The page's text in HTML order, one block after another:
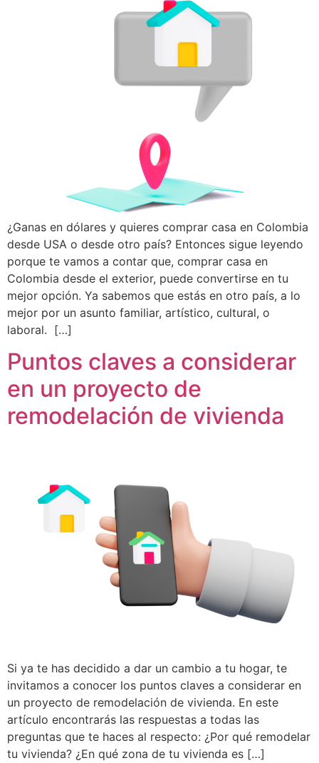
¿Ganas en dólares y quieres comprar casa en Colombia
desde USA o desde otro país? Entonces sigue leyendo
porque te vamos a contar que, comprar casa en
Colombia desde el exterior, puede convertirse en tu
mejor opción. Ya sabemos que estás en otro país, a lo
mejor por un asunto familiar, artístico, cultural, o
laboral. […]
Puntos claves a considerar
en un proyecto de
remodelación de vivienda
Si ya te has decidido a dar un cambio a tu hogar, te
invitamos a conocer los puntos claves a considerar en
un proyecto de remodelación de vivienda. En este
artículo encontrarás las respuestas a todas las
preguntas que te haces al respecto: ¿Por qué remodelar
tu vivienda? ¿En qué zona de tu vivienda es […]